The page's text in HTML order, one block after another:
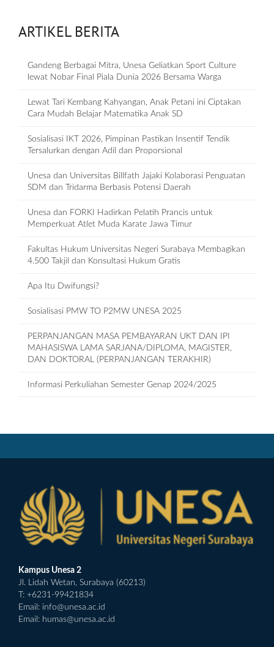
ARTIKEL BERITA
Gandeng Berbagai Mitra, Unesa Geliatkan Sport Culture
lewat Nobar Final Piala Dunia 2026 Bersama Warga
Lewat Tari Kembang Kahyangan, Anak Petani ini Ciptakan
Cara Mudah Belajar Matematika Anak SD
Sosialisasi IKT 2026, Pimpinan Pastikan Insentif Tendik
Tersalurkan dengan Adil dan Proporsional
Unesa dan Universitas Billfath Jajaki Kolaborasi Penguatan
SDM dan Tridarma Berbasis Potensi Daerah
Unesa dan FORKI Hadirkan Pelatih Prancis untuk
Memperkuat Atlet Muda Karate Jawa Timur
Fakultas Hukum Universitas Negeri Surabaya Membagikan
4.500 Takjil dan Konsultasi Hukum Gratis
Apa Itu Dwifungsi?
Sosialisasi PMW TO P2MW UNESA 2025
PERPANJANGAN MASA PEMBAYARAN UKT DAN IPI
MAHASISWA LAMA SARJANA/DIPLOMA, MAGISTER,
DAN DOKTORAL (PERPANJANGAN TERAKHIR)
Informasi Perkuliahan Semester Genap 2024/2025
Kampus Unesa 2
Jl. Lidah Wetan, Surabaya (60213)
T: +6231-99421834
Email: info@unesa.ac.id
Email: humas@unesa.ac.id